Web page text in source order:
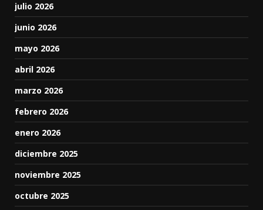
julio 2026
junio 2026
mayo 2026
abril 2026
marzo 2026
febrero 2026
enero 2026
diciembre 2025
noviembre 2025
octubre 2025